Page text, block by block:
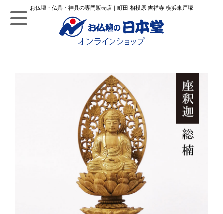
お仏壇・仏具・神具の専門販売店｜町田 相模原 吉祥寺 横浜東戸塚